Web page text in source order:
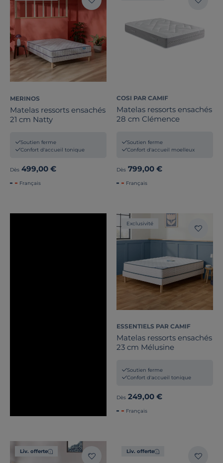
MERINOS
Matelas ressorts ensachés
21 cm Natty
Soutien ferme
Confort d'accueil tonique
Dès 499,00 €
Français
COSI PAR CAMIF
Matelas ressorts ensachés
28 cm Clémence
Soutien ferme
Confort d'accueil moelleux
Dès 799,00 €
Français
Exclusivité
ESSENTIELS PAR CAMIF
Matelas ressorts ensachés
23 cm Mélusine
Soutien ferme
Confort d'accueil tonique
Dès 249,00 €
Français
Liv. offerte Liv. offerte